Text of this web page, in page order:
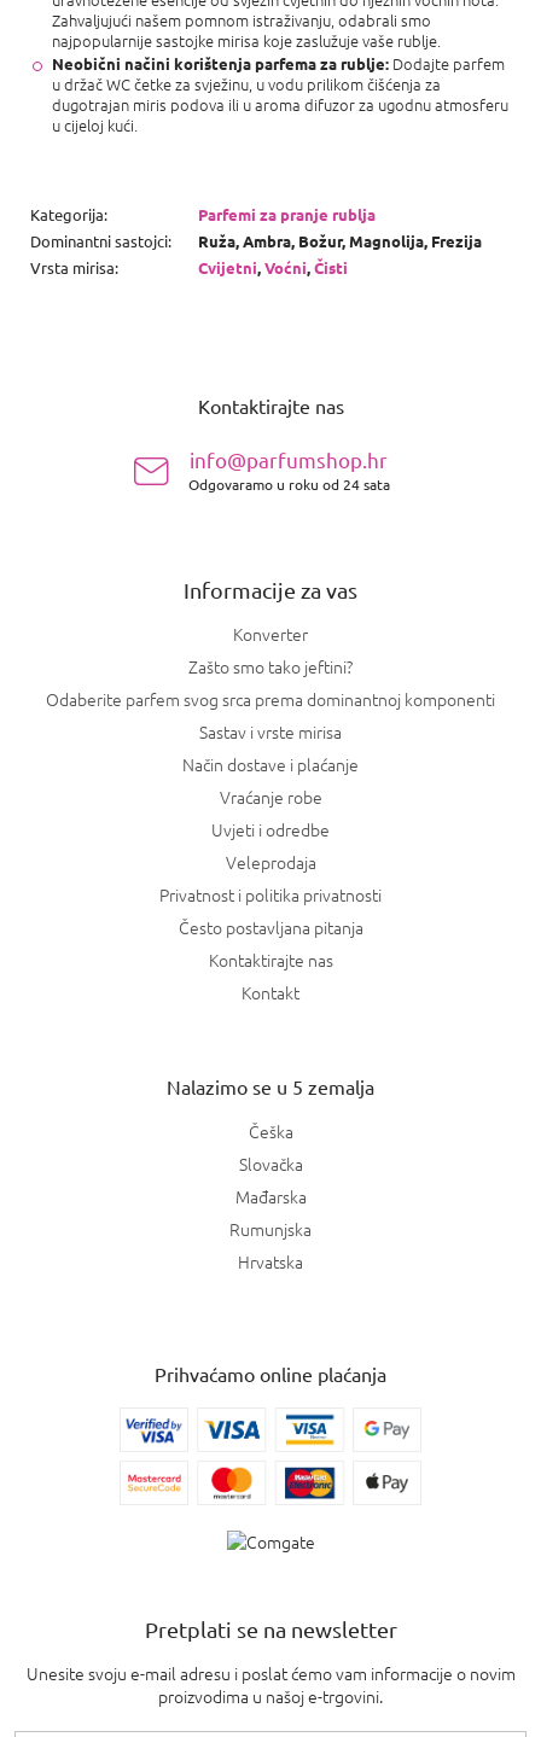
Zahvaljujući našem pomnom istraživanju, odabrali smo
najpopularnije sastojke mirisa koje zaslužuje vaše rublje.
Neobični načini korištenja parfema za rublje: Dodajte parfem
u držač WC četke za svježinu, u vodu prilikom čišćenja za
dugotrajan miris podova ili u aroma difuzor za ugodnu atmosferu
u cijeloj kući.
Kategorija:
Parfemi za pranje rublja
Dominantni sastojci:
Ruža, Ambra, Božur, Magnolija, Frezija
Vrsta mirisa: Cvijetni,Voćni,Čisti
Kontaktirajte nas
info@parfumshop.hr
Odgovaramo u roku od 24 sata
Informacije za vas
Konverter
Zašto smo tako jeftini?
Odaberite parfem svog srca prema dominantnoj komponenti
Sastav i vrste mirisa
Način dostave i plaćanje
Vraćanje robe
Uvjeti i odredbe
Veleprodaja
Privatnost i politika privatnosti
Često postavljana pitanja
Kontaktirajte nas
Kontakt
Nalazimo se u 5 zemalja
Češka
Slovačka
Mađarska
Rumunjska
Hrvatska
Prihvaćamo online plaćanja
Pretplati se na newsletter
Unesite svoju e-mail adresu i poslat ćemo vam informacije o novim
proizvodima u našoj e-trgovini.